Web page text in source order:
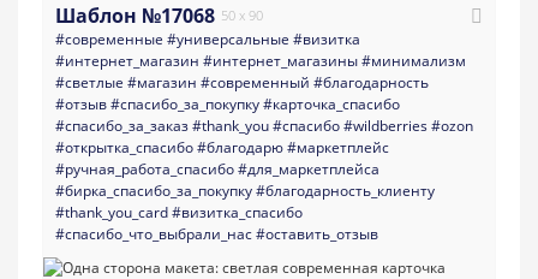
Шаблон №17068 50 x 90
#современные #универсальные #визитка
#интернет_магазин #интернет_магазины#минимализм
#светлые #магазин #современный #благодарность
#отзыв#спасибо_за_покупку#карточка_спасибо
#спасибо_за_заказ#thank_you#спасибо#wildberries#ozon
#открытка_спасибо#благодарю#маркетплейс
#ручная_работа_спасибо#для_маркетплейса
#бирка_спасибо_за_покупку#благодарность_клиенту
#thank_you_card#визитка_спасибо
#спасибо_что_выбрали_нас#оставить_отзыв